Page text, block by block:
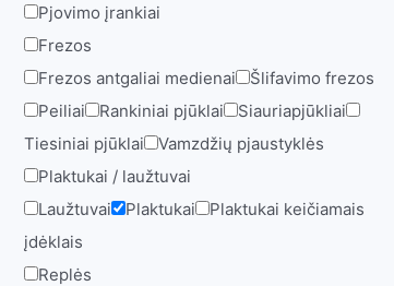
Pjovimo įrankiai
Frezos
Frezos antgaliai medienai
Šlifavimo frezos
Peiliai
Rankiniai pjūklai
Siauriapjūkliai
Tiesiniai pjūklai
Vamzdžių pjaustyklės
Plaktukai / laužtuvai
Laužtuvai
Plaktukai
Plaktukai keičiamais
įdėklais
Replės